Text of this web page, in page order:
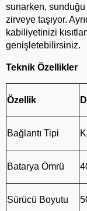
sunarken,
zirveye taşıyor.
kabiliyetinizi
genişletebilirsiniz.
Teknik Özellikler
Özellik
Bağlantı Tipi
Batarya Ömrü
Sürücü Boyutu